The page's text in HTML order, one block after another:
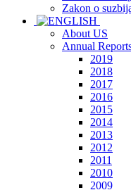
Zakon o
About US
Annual
2019
2018
2017
2016
2015
2014
2013
2012
2011
2010
2009